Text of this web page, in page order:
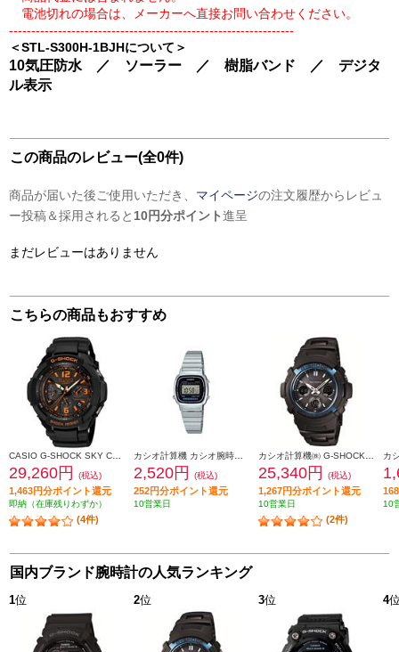
電池切れの場合は、メーカーへ直接お問い合わせください。
----------------------------------------------------------------
＜STL-S300H-1BJHについて＞
10気圧防水 ／ ソーラー ／ 樹脂バンド ／ デジタ
ル表示
この商品のレビュー(全0件)
商品が届いた後ご使用いただき、 マイページの注文履歴からレビュ
ー投稿＆採用されると 10円分ポイント進呈
まだレビューはありません
こちらの商品もおすすめ
29,260円 (税込)
1,463円分ポイント還元
即納（在庫残りわずか）
(4件)
2,520円 (税込)
252円分ポイント還元
10営業日
25,340円 (税込)
1,267円分ポイント還元
10営業日
(2件)
10
国内ブランド腕時計の人気ランキング
1位 2位 3位 4